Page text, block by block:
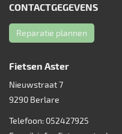
CONTACTGEGEVENS
Reparatie plannen
Fietsen Aster
Nieuwstraat 7
9290 Berlare
Telefoon: 052427925